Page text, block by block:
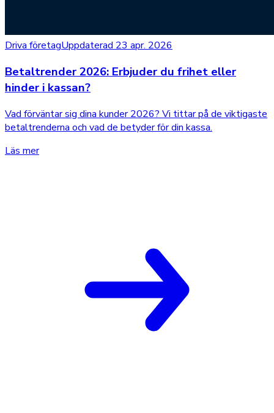
Driva företagUppdaterad 23 apr. 2026
Betaltrender 2026: Erbjuder du frihet eller
hinder i kassan?
Vad förväntar sig dina kunder 2026? Vi tittar på de viktigaste
betaltrenderna och vad de betyder för din kassa.
Läs mer